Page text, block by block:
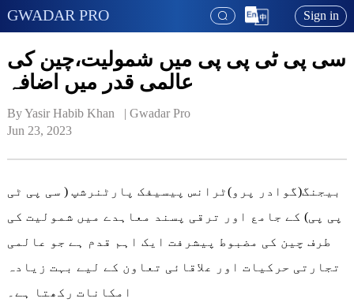
GWADAR PRO Sign in
سی پی ٹی پی پی میں شمولیت،چین کی
عالمی قدر میں اضافہ
By Yasir Habib Khan   | Gwadar Pro
Jun 23, 2023
بیجنگ(گوادر پرو)ٹرانس پیسیفک پارٹنرشپ ( سی پی ٹی
پی پی) کے جامع اور ترقی پسند معاہدے میں شمولیت کی
طرف چین کی مضبوط پیشرفت ایک اہم قدم ہے جو عالمی
تجارتی حرکیات اور علاقائی تعاون کے لیے بہت زیادہ
امکانات رکھتا ہے۔